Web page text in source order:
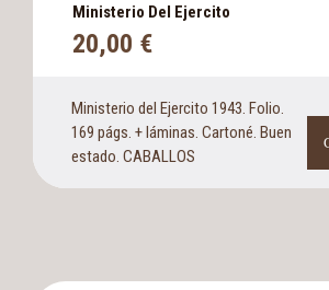
Ministerio Del Ejercito
20,00 €
Ministerio del Ejercito 1943. Folio.
169 págs. + láminas. Cartoné. Buen
estado. CABALLOS